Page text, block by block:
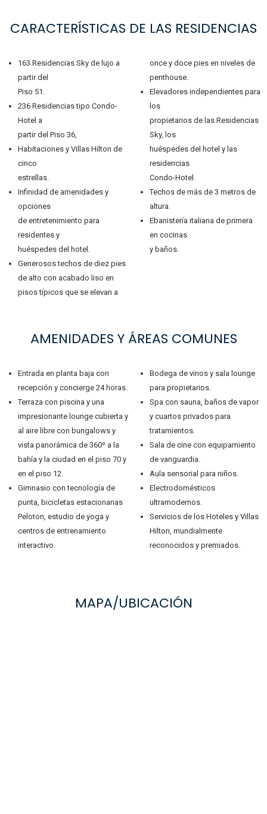
CARACTERÍSTICAS DE LAS RESIDENCIAS
163 Residencias Sky de lujo a
partir del
Piso 51.
236 Residencias tipo Condo-
Hotel a
partir del Piso 36,
Habitaciones y Villas Hilton de
cinco
estrellas.
Infinidad de amenidades y
opciones
de entretenimiento para
residentes y
huéspedes del hotel.
Generosos techos de diez pies
de alto con acabado liso en
pisos típicos que se elevan a
once y doce pies en niveles de
penthouse.
Elevadores independientes para
los
propietarios de las Residencias
Sky, los
huéspedes del hotel y las
residencias
Condo-Hotel.
Techos de más de 3 metros de
altura.
Ebanistería italiana de primera
en cocinas
y baños.
AMENIDADES Y ÁREAS COMUNES
Entrada en planta baja con
recepción y concierge 24 horas.
Terraza con piscina y una
impresionante lounge cubierta y
al aire libre con bungalows y
vista panorámica de 360º a la
bahía y la ciudad en el piso 70 y
en el piso 12.
Gimnasio con tecnología de
punta, bicicletas estacionarias
Peloton, estudio de yoga y
centros de entrenamiento
interactivo.
Bodega de vinos y sala lounge
para propietarios.
Spa con sauna, baños de vapor
y cuartos privados para
tratamientos.
Sala de cine con equipamiento
de vanguardia.
Aula sensorial para niños.
Electrodomésticos
ultramodernos.
Servicios de los Hoteles y Villas
Hilton, mundialmente
reconocidos y premiados.
MAPA/UBICACIÓN